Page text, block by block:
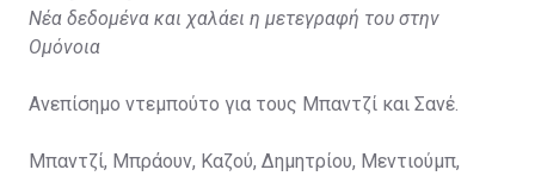
Νέα δεδομένα και χαλάει η μετεγραφή του στην
Ομόνοια
Ανεπίσημο ντεμπούτο για τους Μπαντζί και Σανέ.
Μπαντζί, Μπράουν, Καζού, Δημητρίου, Μεντιούμπ,